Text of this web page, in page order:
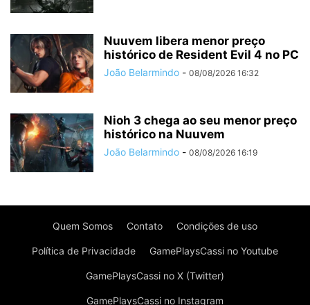
Nuuvem libera menor preço
histórico de Resident Evil 4 no PC
João Belarmindo - 08/08/2026 16:32
Nioh 3 chega ao seu menor preço
histórico na Nuuvem
João Belarmindo - 08/08/2026 16:19
Quem Somos Contato Condições de uso
Política de Privacidade GamePlaysCassi no Youtube
GamePlaysCassi no X (Twitter)
GamePlaysCassi no Instagram